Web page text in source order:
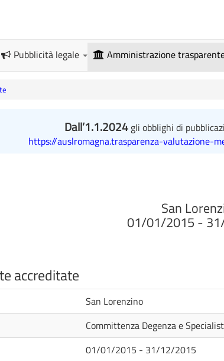
Pubblicità legale Amministrazione
Dall’1.1.2024gli obblighi di
https://auslromagna.trasparenza-valutazione-
San
01/01/2015 -
accreditate
San Lorenzino
Committenza Degenza e
01/01/2015 - 31/12/2015